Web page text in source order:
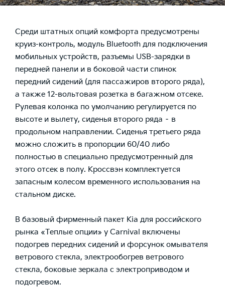
Среди штатных опций комфорта предусмотрены
круиз-контроль, модуль Bluetooth для подключения
мобильных устройств, разъемы USB-зарядки в
передней панели и в боковой части спинок
передний сидений (для пассажиров второго ряда),
а также 12-вольтовая розетка в багажном отсеке.
Рулевая колонка по умолчанию регулируется по
высоте и вылету, сиденья второго ряда – в
продольном направлении. Сиденья третьего ряда
можно сложить в пропорции 60/40 либо
полностью в специально предусмотренный для
этого отсек в полу. Кроссвэн комплектуется
запасным колесом временного использования на
стальном диске.
В базовый фирменный пакет Kia для российского
рынка «Теплые опции» у Carnival включены
подогрев передних сидений и форсунок омывателя
ветрового стекла, электрообогрев ветрового
стекла, боковые зеркала с электроприводом и
подогревом.